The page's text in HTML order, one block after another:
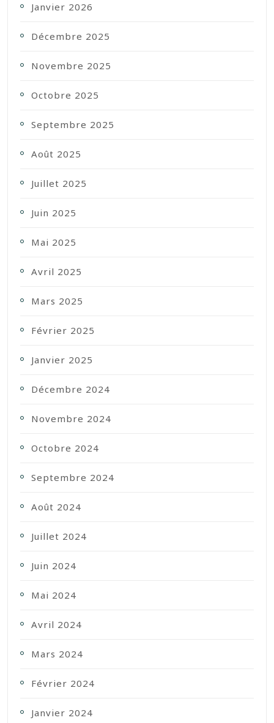
Janvier 2026
Décembre 2025
Novembre 2025
Octobre 2025
Septembre 2025
Août 2025
Juillet 2025
Juin 2025
Mai 2025
Avril 2025
Mars 2025
Février 2025
Janvier 2025
Décembre 2024
Novembre 2024
Octobre 2024
Septembre 2024
Août 2024
Juillet 2024
Juin 2024
Mai 2024
Avril 2024
Mars 2024
Février 2024
Janvier 2024